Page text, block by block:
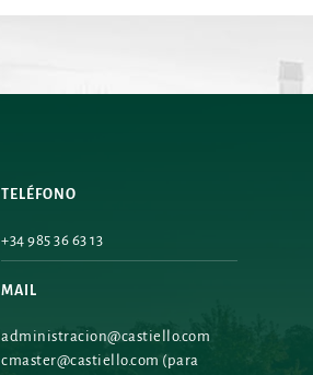
TELÉFONO
+34 985 36 63 13
MAIL
administracion@castiello.com
cmaster@castiello.com (para